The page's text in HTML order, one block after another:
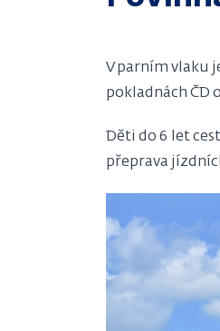
V parním vlaku
pokladnách ČD
Děti do 6 let
přeprava